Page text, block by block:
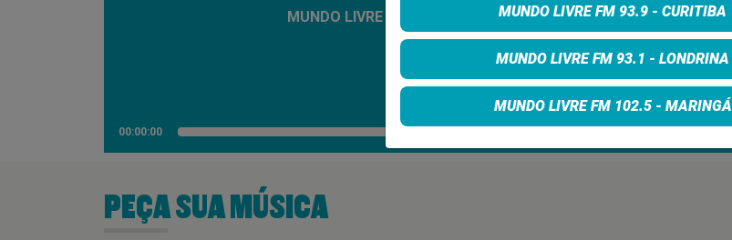
MUNDO LIVRE LAB – AONDE VIVE O ROCK #7
00:00:00
PEÇA SUA MÚSICA
MUNDO LIVRE FM 93.9 - CURITIBA
MUNDO LIVRE FM 93.1 - LONDRINA
MUNDO LIVRE FM 102.5 - MARINGÁ